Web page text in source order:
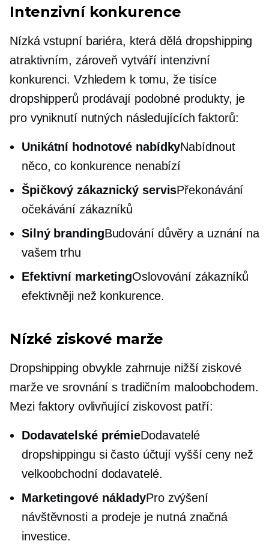
Intenzivní konkurence
Nízká vstupní bariéra, která dělá dropshipping
atraktivním, zároveň vytváří intenzivní
konkurenci. Vzhledem k tomu, že tisíce
dropshipperů prodávají podobné produkty, je
pro vyniknutí nutných následujících faktorů:
Unikátní hodnotové nabídkyNabídnout
něco, co konkurence nenabízí
Špičkový zákaznický servisPřekonávání
očekávání zákazníků
Silný brandingBudování důvěry a uznání na
vašem trhu
Efektivní marketingOslovování zákazníků
efektivněji než konkurence.
Nízké ziskové marže
Dropshipping obvykle zahrnuje nižší ziskové
marže ve srovnání s tradičním maloobchodem.
Mezi faktory ovlivňující ziskovost patří:
Dodavatelské prémieDodavatelé
dropshippingu si často účtují vyšší ceny než
velkoobchodní dodavatelé.
Marketingové nákladyPro zvýšení
návštěvnosti a prodeje je nutná značná
investice.